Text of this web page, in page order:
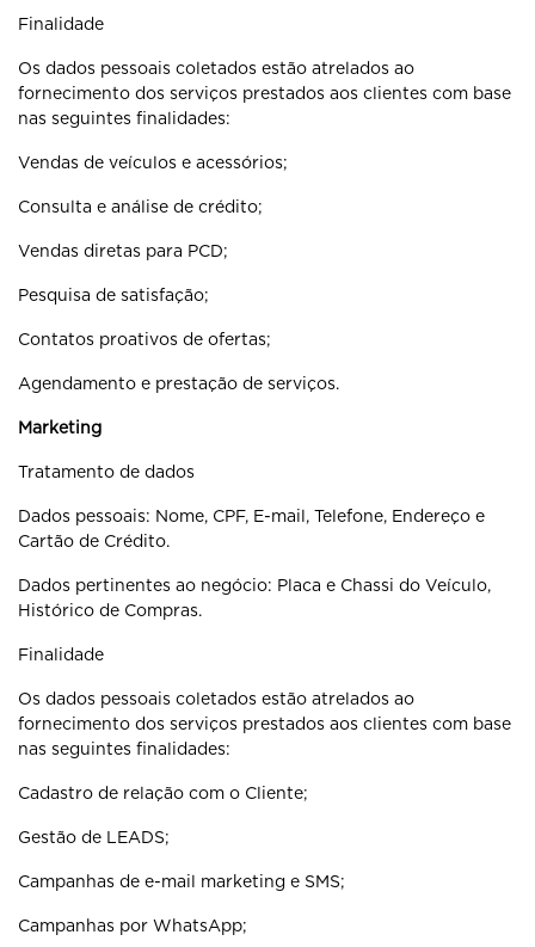
Finalidade
Os dados pessoais coletados estão atrelados ao
fornecimento dos serviços prestados aos clientes com base
nas seguintes finalidades:
Vendas de veículos e acessórios;
Consulta e análise de crédito;
Vendas diretas para PCD;
Pesquisa de satisfação;
Contatos proativos de ofertas;
Agendamento e prestação de serviços.
Marketing
Tratamento de dados
Dados pessoais: Nome, CPF, E-mail, Telefone, Endereço e
Cartão de Crédito.
Dados pertinentes ao negócio: Placa e Chassi do Veículo,
Histórico de Compras.
Finalidade
Os dados pessoais coletados estão atrelados ao
fornecimento dos serviços prestados aos clientes com base
nas seguintes finalidades:
Cadastro de relação com o Cliente;
Gestão de LEADS;
Campanhas de e-mail marketing e SMS;
Campanhas por WhatsApp;